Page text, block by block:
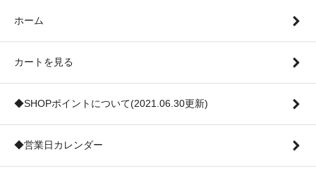
ホーム
カートを見る
◆SHOPポイントについて(2021.06.30更新)
◆営業日カレンダー